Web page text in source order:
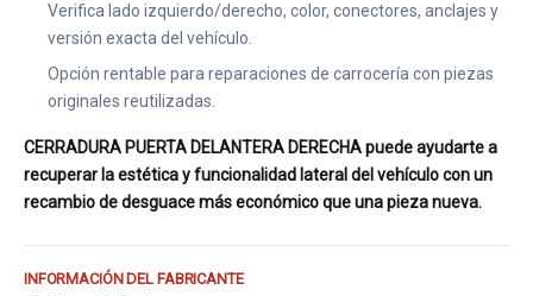
Verifica lado izquierdo/derecho, color, conectores, anclajes y
versión exacta del vehículo.
Opción rentable para reparaciones de carrocería con piezas
originales reutilizadas.
CERRADURA PUERTA DELANTERA DERECHA puede ayudarte a
recuperar la estética y funcionalidad lateral del vehículo con un
recambio de desguace más económico que una pieza nueva.
INFORMACIÓN DEL FABRICANTE